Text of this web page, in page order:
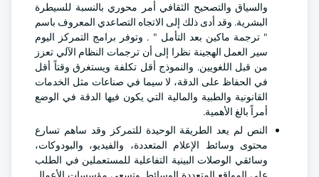
والسياق والتصحيح الثقافي أمر محوري بالنسبة للسيطرة
البشرية. وقد أدى ذلك إلى الاتجاه التصاعدي المعروف باسم
" ترجمة ماكين بعد التأمل " . وتوفر برامج التمركز اليوم
سير العمل الهجينة نظرا إلى أن ترجمات النظام الآلي تعزز
من قبل اللغويين. والنموذج أقل تكلفة ويستغرق وقتاً أقل
في الحفاظ على الدقة، لا سيما في صناعات مثل الخدمات
القانونية والطبية والمالية التي يكون فيها الدقة في الوضع
أمراً بالغ الأهمية.
النص لم يعد الطريقة الوحيدة للتمركز وقد ساهم تسارع
محتوى وسائط الإعلام المتعددة، والفيديو، والبودوكات،
وسائقي الوصلات البينية التفاعلية للمستعملين في الطلب